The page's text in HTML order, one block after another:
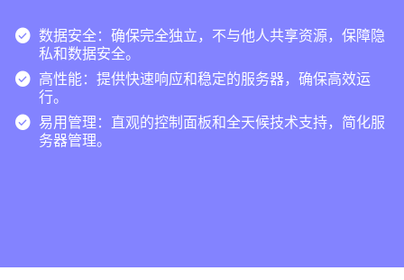
 数据安全：确保完全独立，不与他人共享资源，保障隐
私和数据安全。
 高性能：提供快速响应和稳定的服务器，确保高效运
行。
 易用管理：直观的控制面板和全天候技术支持，简化服
务器管理。